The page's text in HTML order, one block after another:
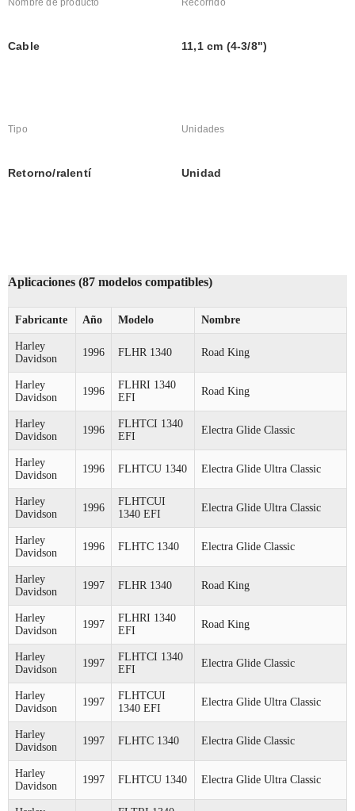
Nombre de producto
Cable
Recorrido
11,1 cm (4-3/8")
Tipo
Retorno/ralentí
Unidades
Unidad
Aplicaciones (87 modelos compatibles)
Fabricante Año Modelo Nombre
Harley
Davidson
1996 FLHR 1340 Road King
Harley
Davidson
1996
FLHRI 1340
EFI
Road King
Harley
Davidson
1996
FLHTCI 1340
EFI
Electra Glide Classic
Harley
Davidson
1996 FLHTCU 1340 Electra Glide Ultra Classic
Harley
Davidson
1996
FLHTCUI
1340 EFI
Electra Glide Ultra Classic
Harley
Davidson
1996 FLHTC 1340 Electra Glide Classic
Harley
Davidson
1997 FLHR 1340 Road King
Harley
Davidson
1997
FLHRI 1340
EFI
Road King
Harley
Davidson
1997
FLHTCI 1340
EFI
Electra Glide Classic
Harley
Davidson
1997
FLHTCUI
1340 EFI
Electra Glide Ultra Classic
Harley
Davidson
1997 FLHTC 1340 Electra Glide Classic
Harley
Davidson
1997 FLHTCU 1340 Electra Glide Ultra Classic